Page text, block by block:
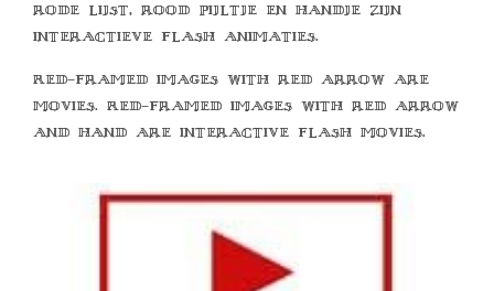
rode lijst, rood pijltje en handje zijn
interactieve flash animaties.
Red-framed images with red arrow are
movies. Red-framed images with red arrow
and hand are interactive flash movies.